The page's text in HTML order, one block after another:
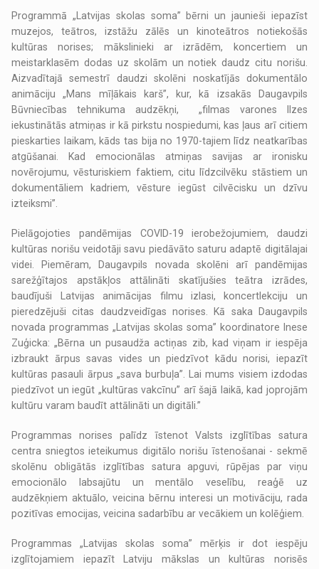
Programmā „Latvijas skolas soma” bērni un jaunieši iepazīst
muzejos, teātros, izstāžu zālēs un kinoteātros notiekošās
kultūras norises; mākslinieki ar izrādēm, koncertiem un
meistarklasēm dodas uz skolām un notiek daudz citu norišu.
Aizvadītajā semestrī daudzi skolēni noskatījās dokumentālo
animāciju „Mans mīļākais karš”, kur, kā izsakās Daugavpils
Būvniecības tehnikuma audzēkņi, „filmas varones Ilzes
iekustinātās atmiņas ir kā pirkstu nospiedumi, kas ļaus arī citiem
pieskarties laikam, kāds tas bija no 1970-tajiem līdz neatkarības
atgūšanai. Kad emocionālas atmiņas savijas ar ironisku
novērojumu, vēsturiskiem faktiem, citu līdzcilvēku stāstiem un
dokumentāliem kadriem, vēsture iegūst cilvēcisku un dzīvu
izteiksmi”.
Pielāgojoties pandēmijas COVID-19 ierobežojumiem, daudzi
kultūras norišu veidotāji savu piedāvāto saturu adaptē digitālajai
videi. Piemēram, Daugavpils novada skolēni arī pandēmijas
sarežģītajos apstākļos attālināti skatījušies teātra izrādes,
baudījuši Latvijas animācijas filmu izlasi, koncertlekciju un
pieredzējuši citas daudzveidīgas norises. Kā saka Daugavpils
novada programmas „Latvijas skolas soma” koordinatore Inese
Zuģicka: „Bērna un pusaudža actiņas zib, kad viņam ir iespēja
izbraukt ārpus savas vides un piedzīvot kādu norisi, iepazīt
kultūras pasauli ārpus „sava burbuļa”. Lai mums visiem izdodas
piedzīvot un iegūt „kultūras vakcīnu” arī šajā laikā, kad joprojām
kultūru varam baudīt attālināti un digitāli.”
Programmas norises palīdz īstenot Valsts izglītības satura
centra sniegtos ieteikumus digitālo norišu īstenošanai - sekmē
skolēnu obligātās izglītības satura apguvi, rūpējas par viņu
emocionālo labsajūtu un mentālo veselību, reaģē uz
audzēkņiem aktuālo, veicina bērnu interesi un motivāciju, rada
pozitīvas emocijas, veicina sadarbību ar vecākiem un kolēģiem.
Programmas „Latvijas skolas soma” mērķis ir dot iespēju
izglītojamiem iepazīt Latviju mākslas un kultūras norisēs